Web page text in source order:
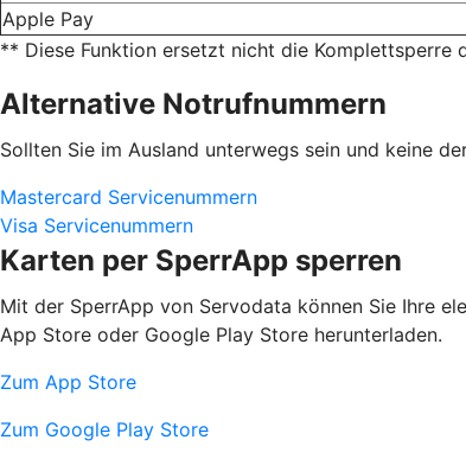
Apple Pay
** Diese Funktion ersetzt nicht die
Alternative Notrufnummern
Sollten Sie im Ausland unterwegs sein und keine
Mastercard Servicenummern
Visa Servicenummern
Karten per SperrApp sperren
Mit der SperrApp von Servodata können Sie Ihre
App Store oder Google Play Store herunterladen.
Zum App Store
Zum Google Play Store